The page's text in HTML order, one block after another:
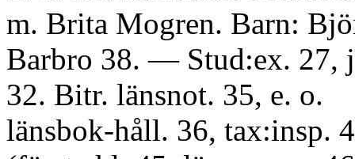
m. Brita Mogren. Barn:
Barbro 38. — Stud:ex. 27,
32. Bitr. länsnot. 35, e. o.
länsbok-håll. 36, tax:insp.